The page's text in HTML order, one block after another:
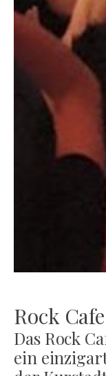
Rock
Das Rock
ein